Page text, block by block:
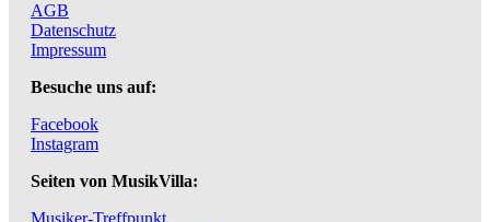
AGB
Datenschutz
Impressum
Besuche uns auf:
Facebook
Instagram
Seiten von MusikVilla:
Musiker-Treffpunkt